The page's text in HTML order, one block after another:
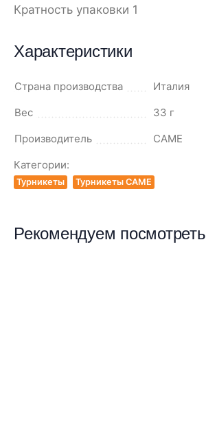
Кратность упаковки 1
Характеристики
Страна производства
Италия
Вес
33 г
Производитель
CAME
Категории:
Турникеты Турникеты CAME
Рекомендуем посмотреть